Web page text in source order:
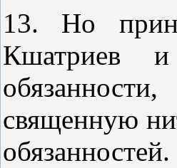
13. Но
Кшатриев
священную
обязанностей.